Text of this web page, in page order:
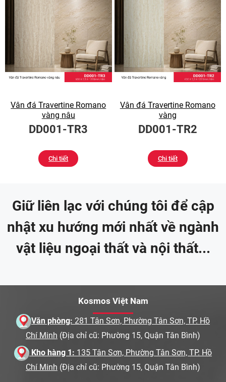
Vân đá Travertine Romano
vàng nâu
DD001-TR3
Chi tiết
Vân đá Travertine Romano
vàng
DD001-TR2
Chi tiết
Giữ liên lạc với chúng tôi để cập
nhật xu hướng mới nhất về ngành
vật liệu ngoại thất và nội thất...
Kosmos Việt Nam
Văn phòng: 281 Tân Sơn, Phường Tân Sơn, TP. Hồ
Chí Minh (Địa chỉ cũ: Phường 15, Quận Tân Bình)
Kho hàng 1: 135 Tân Sơn, Phường Tân Sơn, TP. Hồ
Chí Minh (Địa chỉ cũ: Phường 15, Quận Tân Bình)